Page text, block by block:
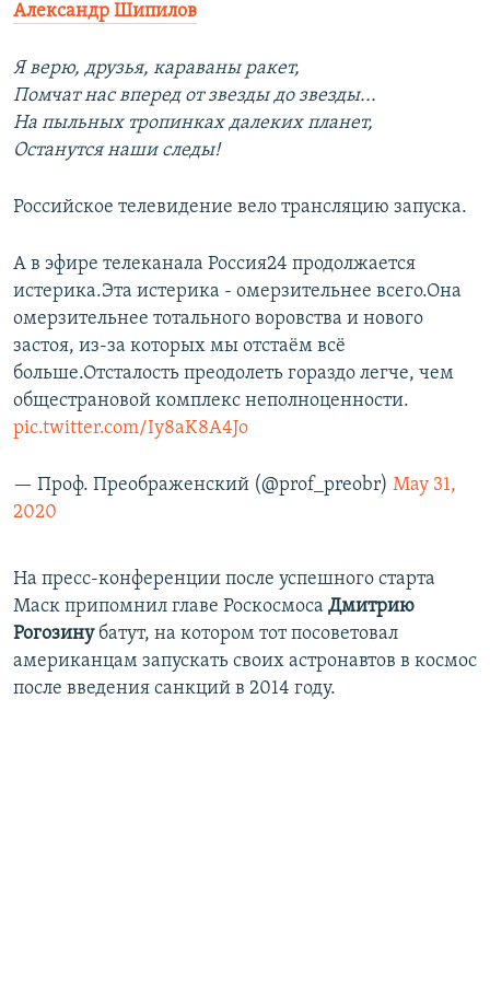
Александр Шипилов
Я верю, друзья, караваны ракет,
Помчат нас вперед от звезды до звезды...
На пыльных тропинках далеких планет,
Останутся наши следы!
Российское телевидение вело трансляцию запуска.
А в эфире телеканала Россия24 продолжается
истерика.Эта истерика - омерзительнее всего.Она
омерзительнее тотального воровства и нового
застоя, из-за которых мы отстаём всё
больше.Отсталость преодолеть гораздо легче, чем
общестрановой комплекс неполноценности.
pic.twitter.com/Iy8aK8A4Jo
— Проф. Преображенский (@prof_preobr) May 31,
2020
На пресс-конференции после успешного старта
Маск припомнил главе Роскосмоса Дмитрию
Рогозину батут, на котором тот посоветовал
американцам запускать своих астронавтов в космос
после введения санкций в 2014 году.